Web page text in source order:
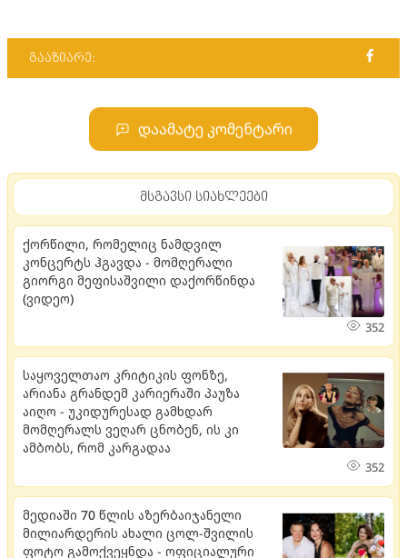
გააზიარე:
დაამატე კომენტარი
მსგავსი სიახლეები
ქორწილი, რომელიც ნამდვილ
კონცერტს ჰგავდა - მომღერალი
გიორგი მეფისაშვილი დაქორწინდა
(ვიდეო)
352
საყოველთაო კრიტიკის ფონზე,
არიანა გრანდემ კარიერაში პაუზა
აიღო - უკიდურესად გამხდარ
მომღერალს ვეღარ ცნობენ, ის კი
ამბობს, რომ კარგადაა
352
მედიაში 70 წლის აზერბაიჯანელი
მილიარდერის ახალი ცოლ-შვილის
ფოტო გამოქვეყნდა - ოფიციალური